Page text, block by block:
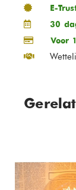
E-
30
Voor